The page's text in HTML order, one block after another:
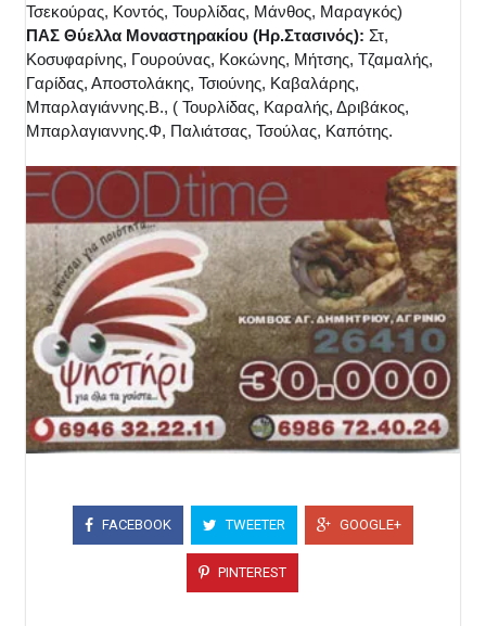
Τσεκούρας, Κοντός, Τουρλίδας, Μάνθος, Μαραγκός)
ΠΑΣ Θύελλα Μοναστηρακίου (Ηρ.Στασινός): Στ,
Κοσυφαρίνης, Γουρούνας, Κοκώνης, Μήτσης, Τζαμαλής,
Γαρίδας, Αποστολάκης, Τσιούνης, Καβαλάρης,
Μπαρλαγιάννης.Β., ( Τουρλίδας, Καραλής, Δριβάκος,
Μπαρλαγιαννης.Φ, Παλιάτσας, Τσούλας, Καπότης.
FACEBOOK TWEETER GOOGLE+
PINTEREST